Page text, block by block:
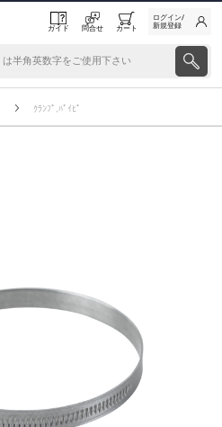
ガイド 問合せ カート
ログイン/
新規登録
ｸﾗﾝﾌﾟ,ﾊﾟｲﾋﾟ